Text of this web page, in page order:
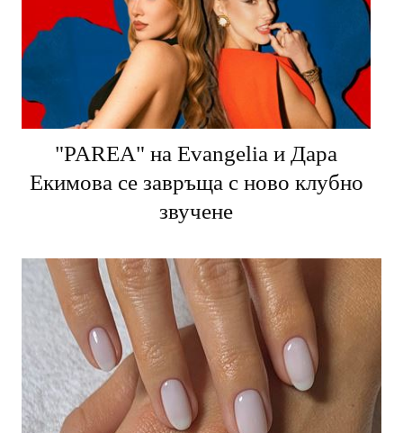
"PARЕA" на Evangelia и Дара
Екимова се завръща с ново клубно
звучене